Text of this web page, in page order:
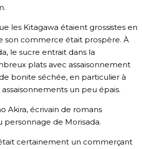
les Kitagawa étaient grossistes en
son commerce était prospère. À
le sucre entrait dans la
plats avec assaisonnement
bonite séchée, en particulier à
assaisonnements un peu épais.
Akira, écrivain de romans
personnage de Morisada.
certainement un commerçant